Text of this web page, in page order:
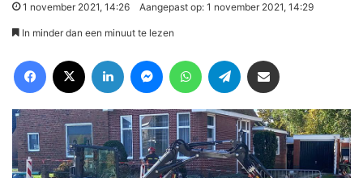
1 november 2021, 14:26 Aangepast op: 1 november 2021, 14:29
In minder dan een minuut te lezen